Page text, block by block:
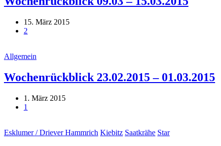
15. März 2015
2
Allgemein
Wochenrückblick 23.02.2015 – 01.03.2015
1. März 2015
1
Esklumer / Driever Hammrich Kiebitz Saatkrähe Star